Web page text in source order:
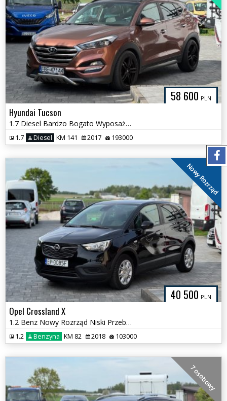
58 600 PLN
Hyundai Tucson
1.7 Diesel Bardzo Bogato Wyposażony Zadbany Doinwestowany
1.7 Diesel KM 141 2017 193000
40 500 PLN
Nowy Rozrząd
Opel Crossland X
1.2 Benz Nowy Rozrząd Niski Przebieg
1.2 Benzyna KM 82 2018 103000
7 osobowy